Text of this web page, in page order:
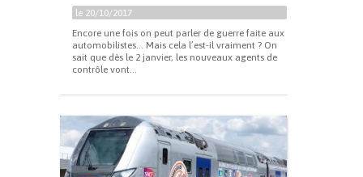
le 20/10/2017
Encore une fois on peut parler de guerre faite aux
automobilistes… Mais cela l’est-il vraiment ? On
sait que dès le 2 janvier, les nouveaux agents de
contrôle vont...